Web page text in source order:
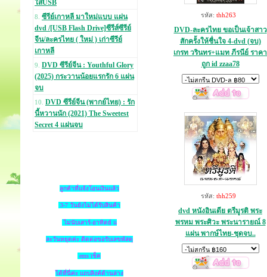
ใส่USB
8. ซีรีย์เกาหลี มาใหม่แบบ แผ่น
dvd /[USB Flash Drive]ซีรีส์ซีรีย์
จีน/ละครไทย ( ใหม่ ) เก่าซีรีย์
เกาหลี
9. DVD ซีรีย์จีน : Youthful Glory
(2025) กระวานน้อยแรกรัก 6 แผ่น
จบ
10. DVD ซีรีย์จีน (พากย์ไทย) : รัก
นี้หวานนัก (2021) The Sweetest
Secret 4 แผ่นจบ
ลูกค้าที่แจ้งโอนเงินแล้ว
3-7 วันยังไม่ได้รับสินค้า
ไม่นับเสาร์-อาทิตย์ แ
ละวันหยุดค่ะ ติดต่อขอรับเลขพัสดุ
ems เช็ค
ได้ที่นี่ค่ะ แถบลิงค์ด้านล่าง
รหัส: thh263
DVD-ละครไทย ขอเป็นเจ้าสาว
สักครั้งให้ชื่นใจ 4-dvd (จบ)
เกรท วรินทร+แมท ภีรนีย์ ราคา
ถูก id zzaa78
รหัส: thh259
dvd หนังอินเดีย ตรีมูรติ พระ
พรหม พระศิวะ พระนารายณ์ 8
แผ่น พากษ์ไทย-ชุดจบ..